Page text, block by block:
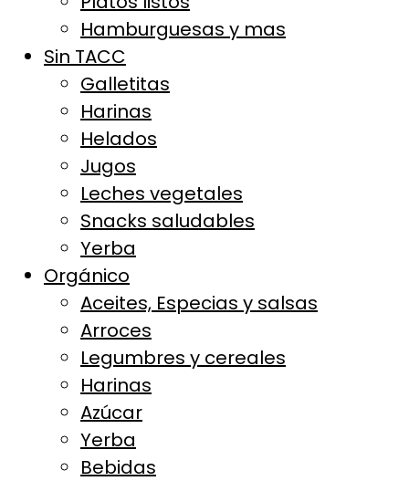
Hamburguesas y mas
Sin TACC
Galletitas
Harinas
Helados
Jugos
Leches vegetales
Snacks saludables
Yerba
Orgánico
Aceites, Especias y salsas
Arroces
Legumbres y cereales
Harinas
Azúcar
Yerba
Bebidas